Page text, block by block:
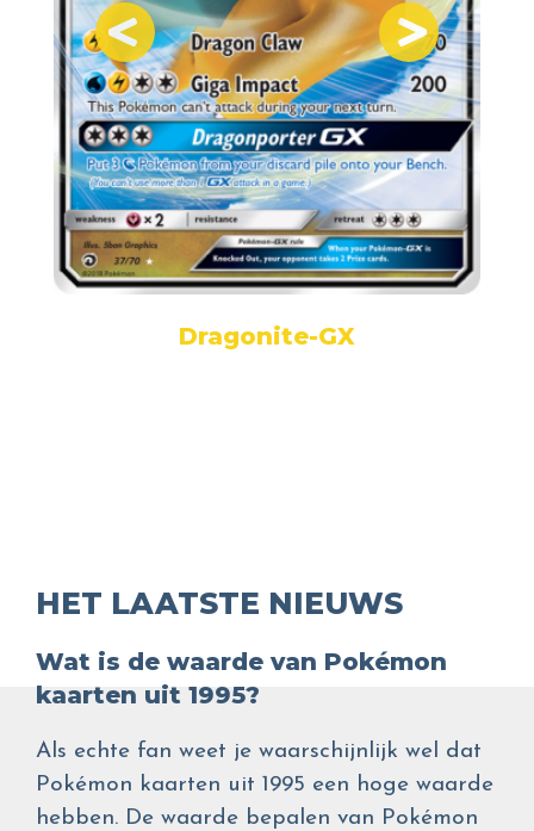
Dragonite-GX
HET LAATSTE NIEUWS
Wat is de waarde van Pokémon
kaarten uit 1995?
Als echte fan weet je waarschijnlijk wel dat
Pokémon kaarten uit 1995 een hoge waarde
hebben. De waarde bepalen van Pokémon